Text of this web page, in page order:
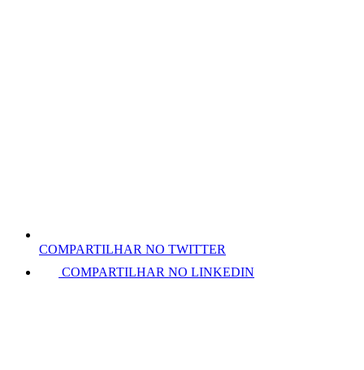
COMPARTILHAR NO TWITTER
COMPARTILHAR NO LINKEDIN